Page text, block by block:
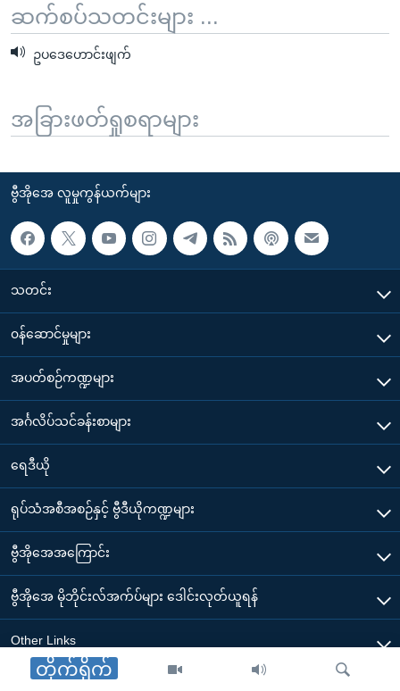
တိုက်ရိုက်
ဆက်စပ်သတင်းများ ...
ဥပဒေဟောင်းဖျက်
အခြားဖတ်ရှုစရာများ
ဗွီအိုအေ လူမှုကွန်ယက်များ
သတင်း
၀န်ဆောင်မှုများ
အပတ်စဉ်ကဏ္ဍများ
အင်္ဂလိပ်သင်ခန်းစာများ
ရေဒီယို
ရုပ်သံအစီအစဉ်နှင့် ဗွီဒီယိုကဏ္ဍများ
ဗွီအိုအေအကြောင်း
ဗွီအိုအေ မိုဘိုင်းလ်အက်ပ်များ ဒေါင်းလုတ်ယူရန်
Other Links